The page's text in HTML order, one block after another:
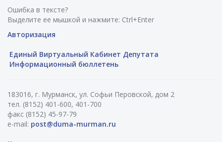
Ошибка в тексте?
Выделите ее мышкой и нажмите: Ctrl+Enter
Авторизация
Единый Виртуальный Кабинет Депутата
Информационный бюллетень
183016, г. Мурманск, ул. Софьи Перовской, дом 2
тел. (8152) 401-600, 401-700
факс (8152) 45-97-79
e-mail: post@duma-murman.ru